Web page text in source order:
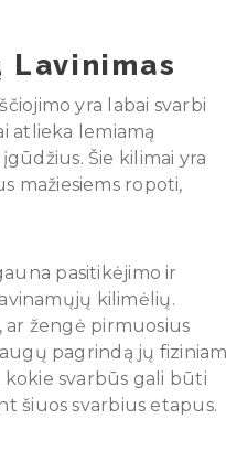
yra labai svarbi
atlieka lemiamą
Šie kilimai yra
mažiesiems ropoti,
pasitikėjimo ir
kilimėlių.
ar žengė pirmuosius
pagrindą jų
svarbūs gali būti
šiuos svarbius etapus.